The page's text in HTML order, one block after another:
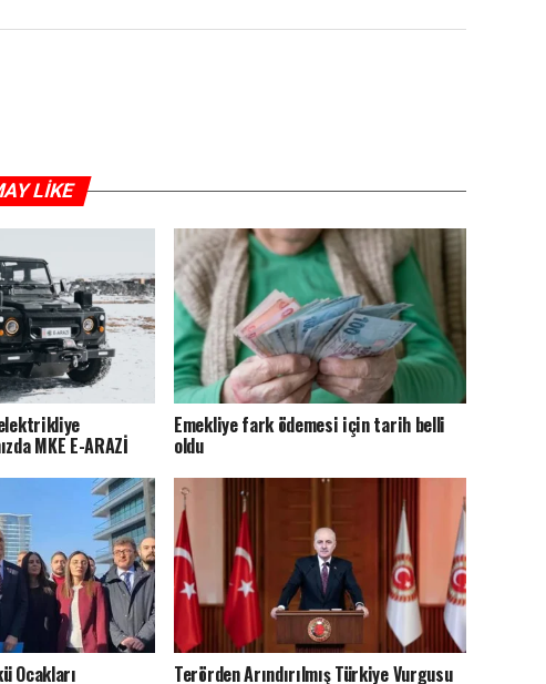
LIKE
elektrikliye
MKE E-ARAZİ
Emekliye fark ödemesi için tarih belli
oldu
Ocakları Terörden Arındırılmış Türkiye Vurgusu